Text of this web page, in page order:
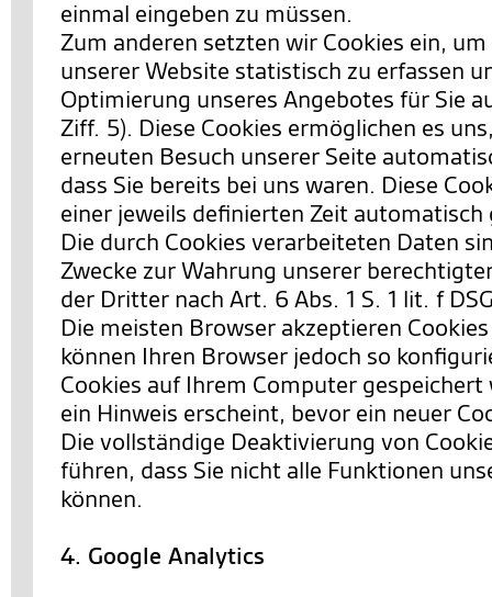
einmal eingeben zu müssen.
Zum anderen setzten wir Cookies ein,
unserer Website statistisch zu erfassen
Optimierung unseres Angebotes für Sie
Ziff. 5). Diese Cookies ermöglichen es
erneuten Besuch unserer Seite
dass Sie bereits bei uns waren. Diese
einer jeweils definierten Zeit automatisch
Die durch Cookies verarbeiteten Daten
Zwecke zur Wahrung unserer
der Dritter nach Art. 6 Abs. 1 S. 1 lit. f
Die meisten Browser akzeptieren
können Ihren Browser jedoch so
Cookies auf Ihrem Computer
ein Hinweis erscheint, bevor ein neuer
Die vollständige Deaktivierung von
führen, dass Sie nicht alle Funktionen
können.
4. Google Analytics